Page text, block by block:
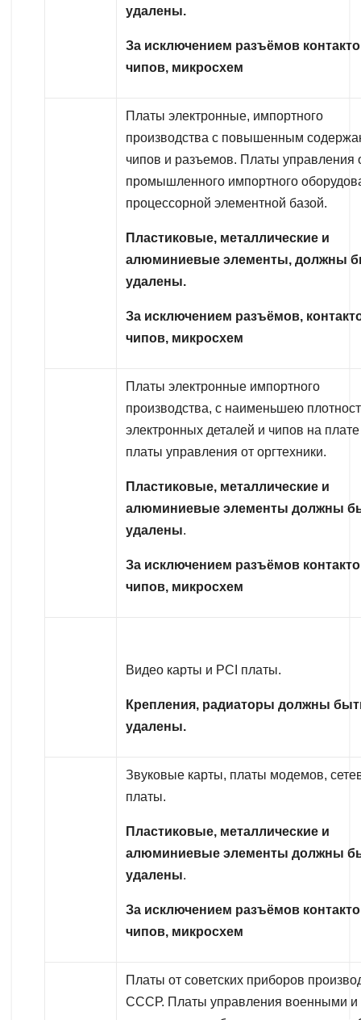
удалены.
За исключением разъёмов
чипов, микросхем
Платы электронные, импортного
производства с повышенным
чипов и разъемов. Платы управления
промышленного импортного
процессорной элементной базой.
Пластиковые, металлические и
алюминиевые элементы, должны
удалены.
За исключением разъёмов,
чипов, микросхем
Платы электронные импортного
производства, с наименьшею
электронных деталей и чипов на
платы управления от оргтехники.
Пластиковые, металлические и
алюминиевые элементы должны
удалены.
За исключением разъёмов
чипов, микросхем
Видео карты и PCI платы.
Крепления, радиаторы должны
удалены.
Звуковые карты, платы модемов,
платы.
Пластиковые, металлические и
алюминиевые элементы должны
удалены.
За исключением разъёмов
чипов, микросхем
Платы от советских приборов
СССР. Платы управления военными и